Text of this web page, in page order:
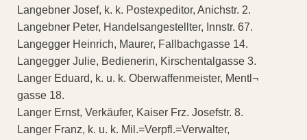
Langebner Josef, k. k. Postexpeditor, Anichstr. 2.
Langebner Peter, Handelsangestellter, Innstr. 67.
Langegger Heinrich, Maurer, Fallbachgasse 14.
Langegger Julie, Bedienerin, Kirschentalgasse 3.
Langer Eduard, k. u. k. Oberwaffenmeister, Mentl¬
gasse 18.
Langer Ernst, Verkäufer, Kaiser Frz. Josefstr. 8.
Langer Franz, k. u. k. Mil.=Verpfl.=Verwalter,